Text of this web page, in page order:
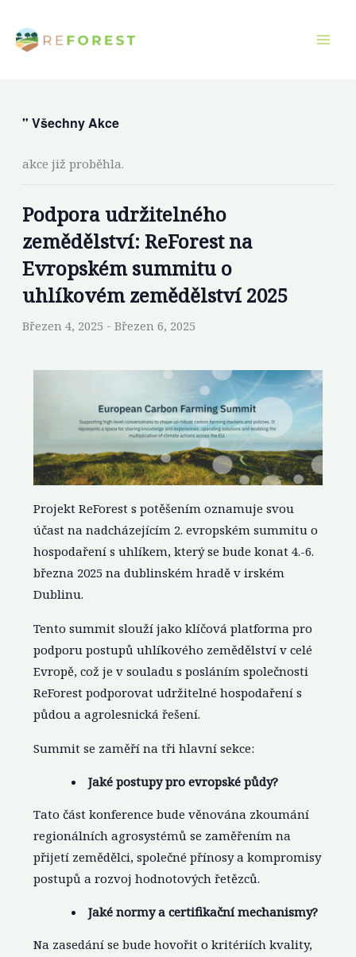
obsah
" Všechny Akce
akce již proběhla.
Podpora udržitelného
zemědělství: ReForest na
Evropském summitu o
uhlíkovém zemědělství 2025
Březen 4, 2025 - Březen 6, 2025
Projekt ReForest s potěšením oznamuje svou
účast na nadcházejícím 2. evropském summitu o
hospodaření s uhlíkem, který se bude konat 4.-6.
března 2025 na dublinském hradě v irském
Dublinu.
Tento summit slouží jako klíčová platforma pro
podporu postupů uhlíkového zemědělství v celé
Evropě, což je v souladu s posláním společnosti
ReForest podporovat udržitelné hospodaření s
půdou a agrolesnická řešení.
Summit se zaměří na tři hlavní sekce:
Jaké postupy pro evropské půdy?
Tato část konference bude věnována zkoumání
regionálních agrosystémů se zaměřením na
přijetí zemědělci, společné přínosy a kompromisy
postupů a rozvoj hodnotových řetězců.
Jaké normy a certifikační mechanismy?
Na zasedání se bude hovořit o kritériích kvality,